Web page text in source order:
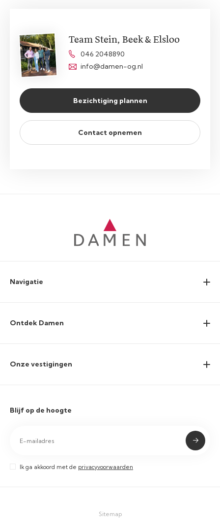
Team Stein, Beek & Elsloo
046 2048890
info@damen-og.nl
Bezichtiging plannen
Contact opnemen
Navigatie
Ontdek Damen
Onze vestigingen
Blijf op de hoogte
Ik ga akkoord met de privacyvoorwaarden
Sitemap